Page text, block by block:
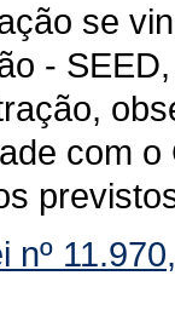
se
-
com
nº